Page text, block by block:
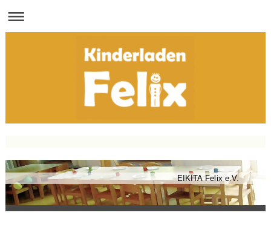
EIKITA Felix e.V.